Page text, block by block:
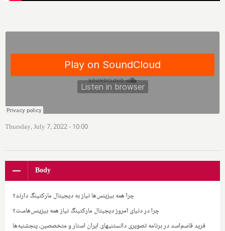
Thursday, July 7, 2022 - 10:00
Body
چرا همه بیزینس‌ها نیاز به دیجیتال مارکتینگ دارند؟
چرا در دنیای امروز دیجیتال مارکتینگ نیاز همه بیزینس‌هاست؟
فرید قاسم‌اسد در برنامه تصویری دانستنیهای ایران استار و متخصصین، پنجشنبه‌ها